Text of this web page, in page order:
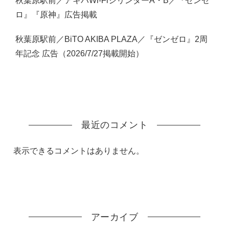
ロ』『原神』広告掲載
秋葉原駅前／BiTO AKIBA PLAZA／『ゼンゼロ』2周
年記念 広告（2026/7/27掲載開始）
最近のコメント
表示できるコメントはありません。
アーカイブ